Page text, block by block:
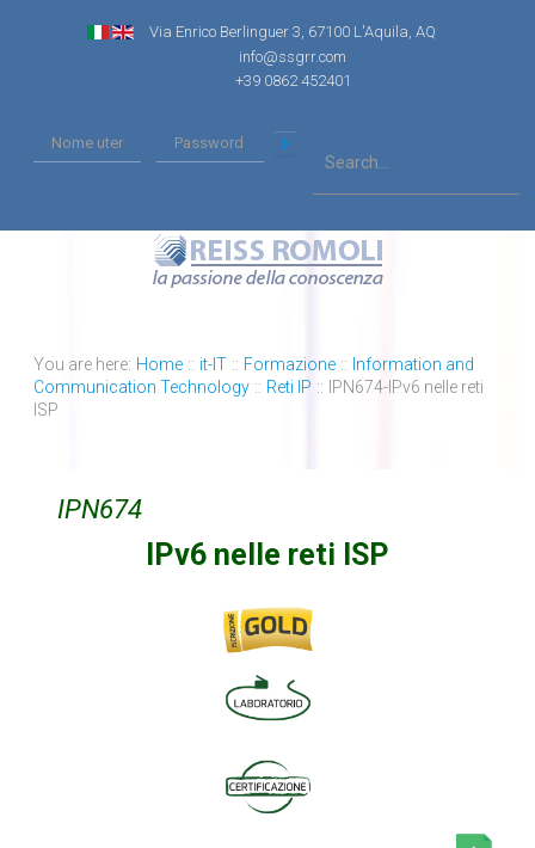
Via Enrico Berlinguer 3, 67100 L'Aquila, AQ
info@ssgrr.com
+39 0862 452401
You are here: Home :: it-IT :: Formazione :: Information and
Communication Technology :: Reti IP ::
IPN674-IPv6 nelle reti
ISP
IPN674
IPv6 nelle reti ISP